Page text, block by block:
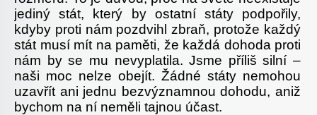
jediný stát, který by ostatní státy podpořily,
kdyby proti nám pozdvihl zbraň, protože každý
stát musí mít na paměti, že každá dohoda proti
nám by se mu nevyplatila. Jsme příliš silní –
naši moc nelze obejít. Žádné státy nemohou
uzavřít ani jednu bezvýznamnou dohodu, aniž
bychom na ní neměli tajnou účast.